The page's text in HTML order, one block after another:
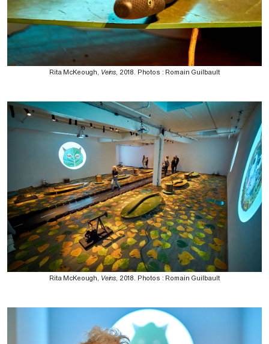
Rita McKeough, Veins, 2018. Photos : Romain Guilbault
Rita McKeough, Veins , 2018. Photos : Romain Guilbault